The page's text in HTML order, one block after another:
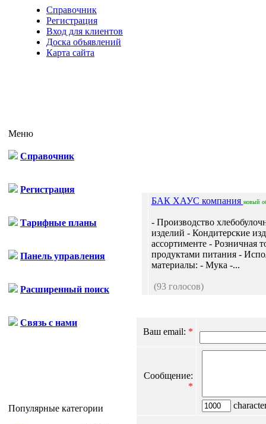
Справочник
Регистрация
Вход для клиентов
Доска объявлений
Карта сайта
Меню
Справочник
Регистрация
Тарифные планы
Панель управления
Расширенный поиск
Связь с нами
Популярные категории
БАК ХАУС компания новый
- Производство
изделий - Кондитерские
ассортименте - Розничная
продуктами питания -
материалы: - Мука -...
(93 голосов)
Ваш email: *
Сообщение:
*